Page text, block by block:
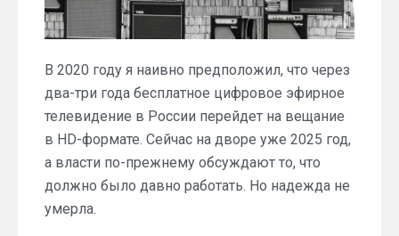
В 2020 году я наивно предположил, что через
два-три года бесплатное цифровое эфирное
телевидение в России перейдет на вещание
в HD-формате. Сейчас на дворе уже 2025 год,
а власти по-прежнему обсуждают то, что
должно было давно работать. Но надежда не
умерла.